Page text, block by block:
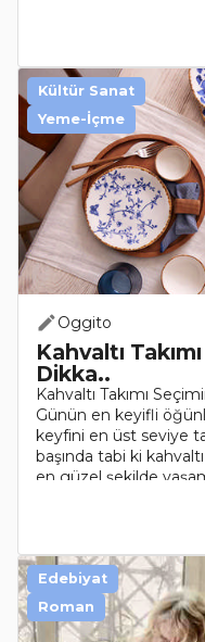
Oggito
Kahvaltı
Dikka..
Kahvaltı Takımı
Günün en keyifli
keyfini en üst seviye
başında tabi ki
en güzel şekilde
Kültür Sanat
Yeme-İçme
Edebiyat
Roman